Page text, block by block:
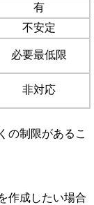
有
不安定
必要最低限
非対応
の制限があるこ
作成したい場合